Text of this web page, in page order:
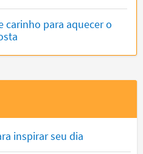
carinho para aquecer o
inspirar seu dia